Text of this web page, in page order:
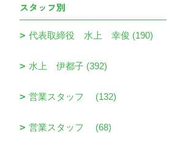
スタッフ別
代表取締役 水上 幸俊 (190)
水上 伊都子 (392)
営業スタッフ (132)
営業スタッフ (68)